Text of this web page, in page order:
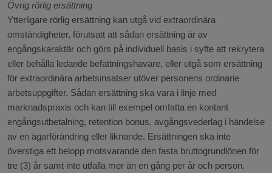
Övrig rörlig ersättning
Ytterligare rörlig ersättning kan utgå vid extraordinära
omständigheter, förutsatt att sådan ersättning är av
engångskaraktär och görs på individuell basis i syfte att rekrytera
eller behålla ledande befattningshavare, eller utgå som ersättning
för extraordinära arbetsinsatser utöver personens ordinarie
arbetsuppgifter. Sådan ersättning ska vara i linje med
marknadspraxis och kan till exempel omfatta en kontant
engångsutbetalning, retention bonus, avgångsvederlag i händelse
av en ägarförändring eller liknande. Ersättningen ska inte
överstiga ett belopp motsvarande den fasta bruttogrundlönen för
tre (3) år samt inte utfalla mer än en gång per år och person.